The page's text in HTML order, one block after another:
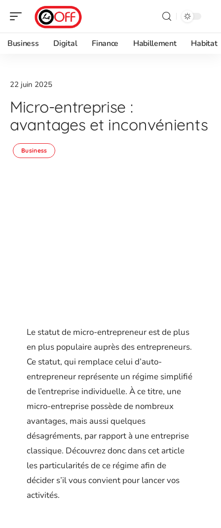
Business Digital Finance Habillement Habitat
22 juin 2025
Micro-entreprise :
avantages et inconvénients
Business
Le statut de micro-entrepreneur est de plus
en plus populaire auprès des entrepreneurs.
Ce statut, qui remplace celui d’auto-
entrepreneur représente un régime simplifié
de l’entreprise individuelle. À ce titre, une
micro-entreprise possède de nombreux
avantages, mais aussi quelques
désagréments, par rapport à une entreprise
classique. Découvrez donc dans cet article
les particularités de ce régime afin de
décider s’il vous convient pour lancer vos
activités.